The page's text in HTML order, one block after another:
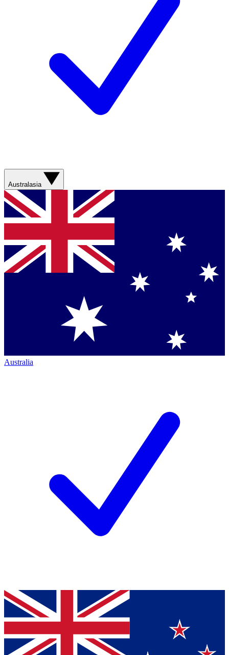
Australasia
Australia